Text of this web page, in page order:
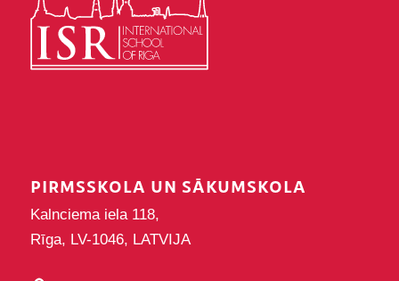
PIRMSSKOLA UN SĀKUMSKOLA
Kalnciema iela 118,
Rīga, LV-1046, LATVIJA